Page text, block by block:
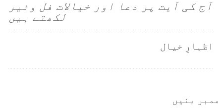
آج کی آیت پر دعا اور خیالات فل وئیر
لکھتے ہیں
اظہارِ خیال
ممبر بنیں